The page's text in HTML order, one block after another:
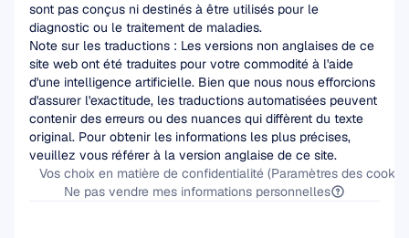
sont pas conçus ni destinés à être utilisés pour le
diagnostic ou le traitement de maladies.
Note sur les traductions : Les versions non anglaises de ce
site web ont été traduites pour votre commodité à l'aide
d'une intelligence artificielle. Bien que nous nous efforcions
d'assurer l'exactitude, les traductions automatisées peuvent
contenir des erreurs ou des nuances qui diffèrent du texte
original. Pour obtenir les informations les plus précises,
veuillez vous référer à la version anglaise de ce site.
Vos choix en matière de confidentialité (Paramètres des
Ne pas vendre mes informations personnelles